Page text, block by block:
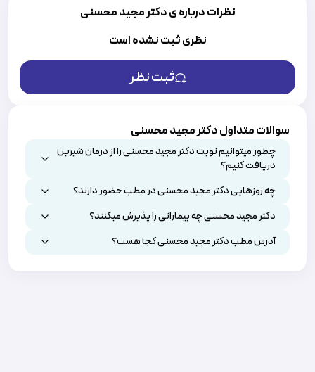
نظرات درباره ی دکتر مجید محسنی
نظری ثبت نشده است
ثبت نظر
سوالات متداول دکتر مجید محسنی
چطور میتوانیم نوبت دکتر مجید محسنی را از درمان شیرین
دریافت کنیم؟
چه روزهایی دکتر مجید محسنی در مطب حضور دارند؟
دکتر مجید محسنی چه بیمارانی را پذیرش میکنند؟
آدرس مطب دکتر مجید محسنی کجا هست؟